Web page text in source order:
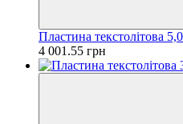
Пластина текстолітова
4 001.55 грн